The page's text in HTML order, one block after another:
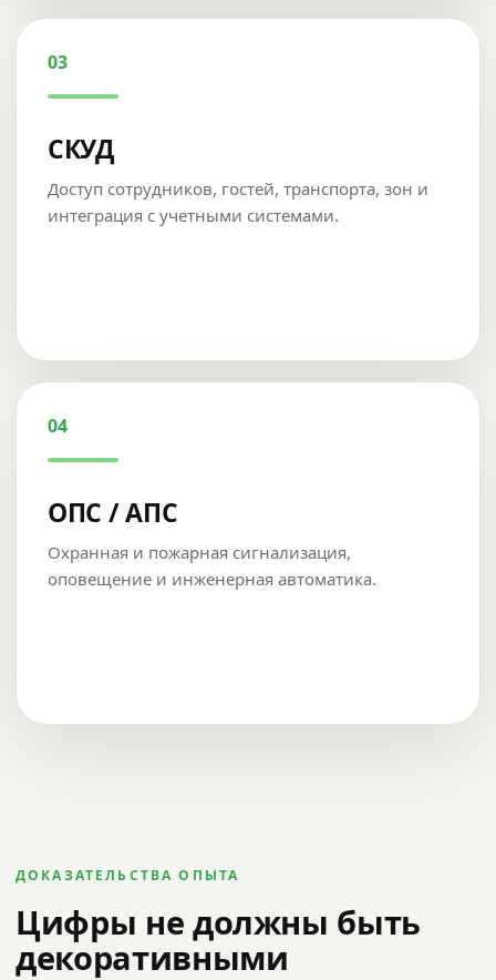
03
СКУД
Доступ сотрудников, гостей, транспорта, зон и
интеграция с учетными системами.
04
ОПС / АПС
Охранная и пожарная сигнализация,
оповещение и инженерная автоматика.
ДОКАЗАТЕЛЬСТВА ОПЫТА
Цифры не должны быть
декоративными